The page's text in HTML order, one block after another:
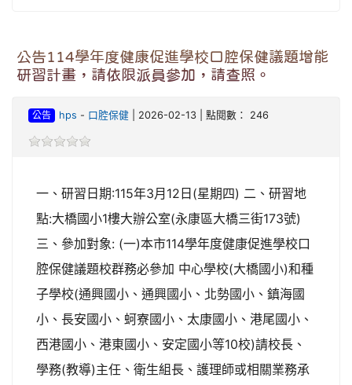
公告114學年度健康促進學校口腔保健議題增能
研習計畫，請依限派員參加，請查照。
公告 hps - 口腔保健| 2026-02-13 | 點閱數： 246
一、研習日期:115年3月12日(星期四) 二、研習地
點:大橋國小1樓大辦公室(永康區大橋三街173號)
三、參加對象: (一)本市114學年度健康促進學校口
腔保健議題校群務必參加 中心學校(大橋國小)和種
子學校(通興國小、通興國小、北勢國小、鎮海國
小、長安國小、蚵寮國小、太康國小、港尾國小、
西港國小、港東國小、安定國小等10校)請校長、
學務(教導)主任、衛生組長、護理師或相關業務承